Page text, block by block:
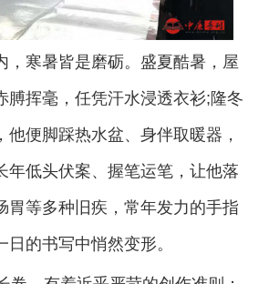
，寒暑皆是磨砺。盛夏酷暑，屋
膊挥毫，任凭汗水浸透衣衫;隆冬
他便脚踩热水盆、身伴取暖器，
年低头伏案、握笔运笔，让他落
胃等多种旧疾，常年发力的手指
的书写中悄然变形。